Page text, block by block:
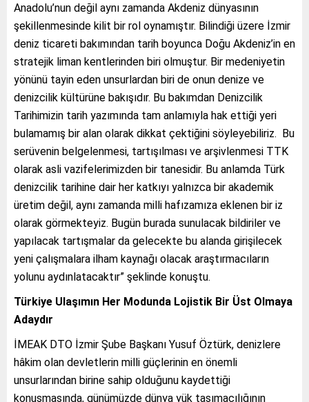
Anadolu’nun değil aynı zamanda Akdeniz dünyasının
şekillenmesinde kilit bir rol oynamıştır. Bilindiği üzere İzmir
deniz ticareti bakımından tarih boyunca Doğu Akdeniz’in en
stratejik liman kentlerinden biri olmuştur. Bir medeniyetin
yönünü tayin eden unsurlardan biri de onun denize ve
denizcilik kültürüne bakışıdır. Bu bakımdan Denizcilik
Tarihimizin tarih yazımında tam anlamıyla hak ettiği yeri
bulamamış bir alan olarak dikkat çektiğini söyleyebiliriz. Bu
serüvenin belgelenmesi, tartışılması ve arşivlenmesi TTK
olarak asli vazifelerimizden bir tanesidir. Bu anlamda Türk
denizcilik tarihine dair her katkıyı yalnızca bir akademik
üretim değil, aynı zamanda milli hafızamıza eklenen bir iz
olarak görmekteyiz. Bugün burada sunulacak bildiriler ve
yapılacak tartışmalar da gelecekte bu alanda girişilecek
yeni çalışmalara ilham kaynağı olacak araştırmacıların
yolunu aydınlatacaktır” şeklinde konuştu.
Türkiye Ulaşımın Her Modunda Lojistik Bir Üst Olmaya
Adaydır
İMEAK DTO İzmir Şube Başkanı Yusuf Öztürk, denizlere
hâkim olan devletlerin milli güçlerinin en önemli
unsurlarından birine sahip olduğunu kaydettiği
konuşmasında, günümüzde dünya yük taşımacılığının